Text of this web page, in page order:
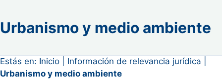
Urbanismo y medio ambiente
Estás en: Inicio Información de relevancia jurídica
Urbanismo y medio ambiente